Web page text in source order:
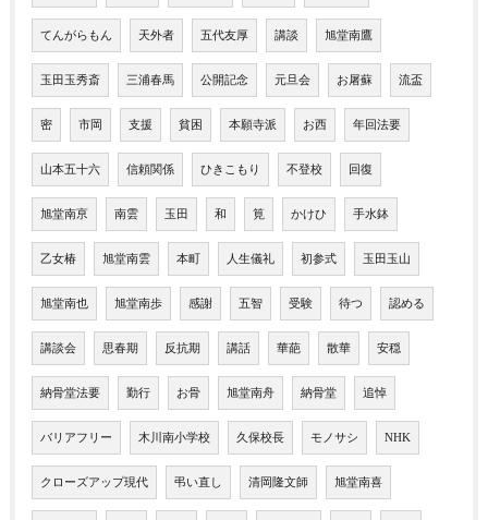
てんがらもん 天外者 五代友厚 講談 旭堂南鷹
玉田玉秀斎 三浦春馬 公開記念 元旦会 お屠蘇 流盃
密 市岡 支援 貧困 本願寺派 お西 年回法要
山本五十六 信頼関係 ひきこもり 不登校 回復
旭堂南亰 南雲 玉田 和 筧 かけひ 手水鉢
乙女椿 旭堂南雲 本町 人生儀礼 初参式 玉田玉山
旭堂南也 旭堂南歩 感謝 五智 受験 待つ 認める
講談会 思春期 反抗期 講話 華葩 散華 安穏
納骨堂法要 勤行 お骨 旭堂南舟 納骨堂 追悼
バリアフリー 木川南小学校 久保校長 モノサシ NHK
クローズアップ現代 弔い直し 清岡隆文師 旭堂南喜